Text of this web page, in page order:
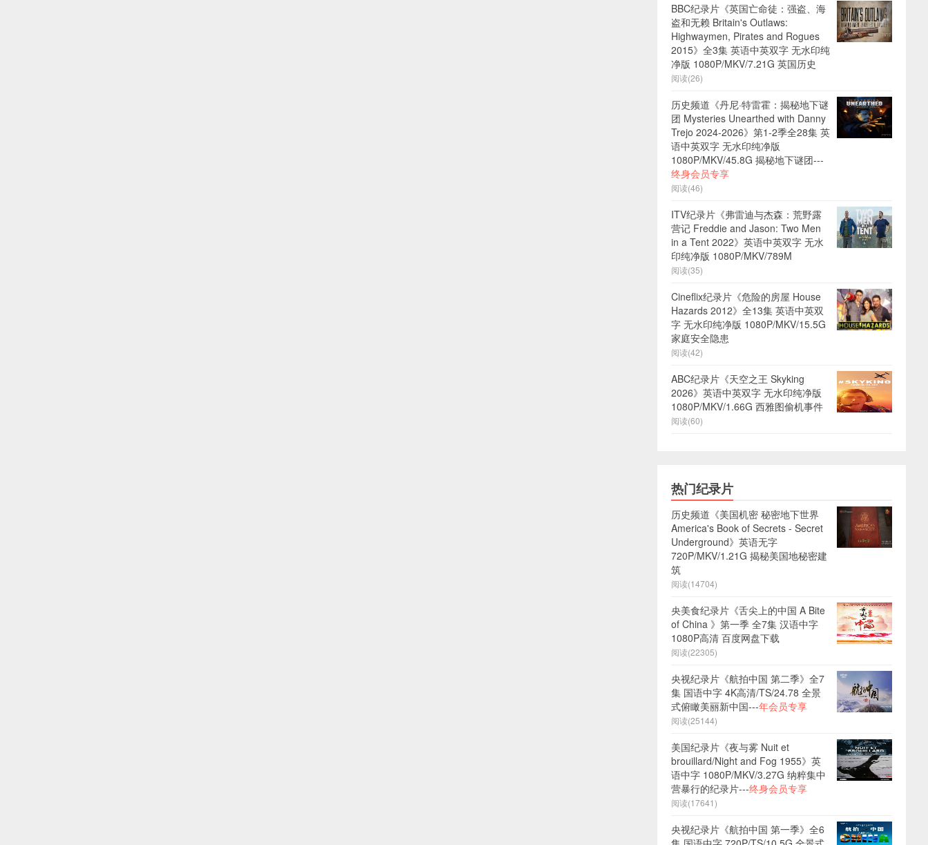
BBC纪录片《英国亡命徒：强盗、海
盗和无赖 Britain's Outlaws:
Highwaymen, Pirates and Rogues
2015》全3集 英语中英双字 无水印纯
净版 1080P/MKV/7.21G 英国历史
阅读(26)
历史频道《丹尼·特雷霍：揭秘地下谜
团 Mysteries Unearthed with Danny
Trejo 2024-2026》第1-2季全28集 英
语中英双字 无水印纯净版
1080P/MKV/45.8G 揭秘地下谜团---
终身会员专享
阅读(46)
ITV纪录片《弗雷迪与杰森：荒野露
营记 Freddie and Jason: Two Men
in a Tent 2022》英语中英双字 无水
印纯净版 1080P/MKV/789M
阅读(35)
Cineflix纪录片《危险的房屋 House
Hazards 2012》全13集 英语中英双
字 无水印纯净版 1080P/MKV/15.5G
家庭安全隐患
阅读(42)
ABC纪录片《天空之王 Skyking
2026》英语中英双字 无水印纯净版
1080P/MKV/1.66G 西雅图偷机事件
阅读(60)
热门纪录片
历史频道《美国机密 秘密地下世界
America's Book of Secrets - Secret
Underground》英语无字
720P/MKV/1.21G 揭秘美国地秘密建
筑
阅读(14704)
央美食纪录片《舌尖上的中国 A Bite
of China 》第一季 全7集 汉语中字
1080P高清 百度网盘下载
阅读(22305)
央视纪录片《航拍中国 第二季》全7
集 国语中字 4K高清/TS/24.78 全景
式俯瞰美丽新中国---年会员专享
阅读(25144)
美国纪录片《夜与雾 Nuit et
brouillard/Night and Fog 1955》英
语中字 1080P/MKV/3.27G 纳粹集中
营暴行的纪录片---终身会员专享
阅读(17641)
央视纪录片《航拍中国 第一季》全6